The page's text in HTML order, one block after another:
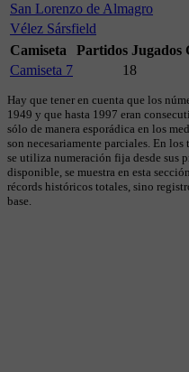
San Lorenzo de Almagro
Vélez Sársfield
Camiseta
Partidos Jugados
Camiseta 7
18
Hay que tener en cuenta que los
1949 y que hasta 1997 eran
sólo de manera esporádica en los
son necesariamente parciales. En
se utiliza numeración fija desde sus
disponible, se muestra en esta
récords históricos totales, sino
base.